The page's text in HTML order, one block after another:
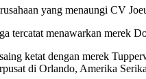
yang menaungi CV
tercatat menawarkan merek
ketat dengan merek
di Orlando, Amerika